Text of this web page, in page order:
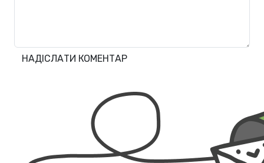
НАДІСЛАТИ КОМЕНТАР